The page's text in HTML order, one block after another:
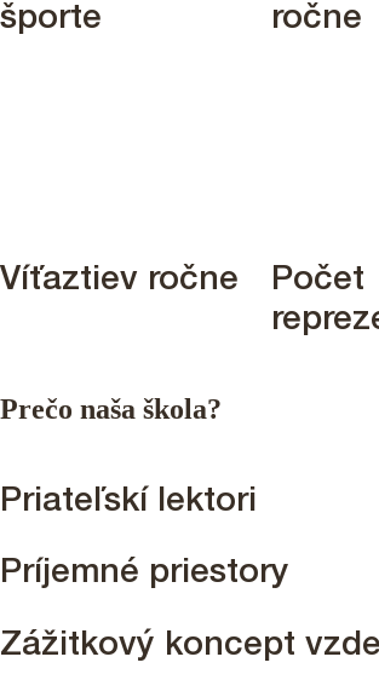
športe ročne
Víťaztiev ročne
Počet
Prečo naša škola?
Priateľskí lektori
Príjemné priestory
Zážitkový koncept